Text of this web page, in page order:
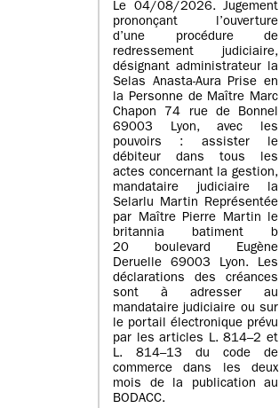
Le 04/08/2026. Jugement
prononçant l’ouverture
d’une procédure de
redressement judiciaire,
désignant administrateur la
Selas Anasta-Aura Prise en
la Personne de Maître Marc
Chapon 74 rue de Bonnel
69003 Lyon, avec les
pouvoirs : assister le
débiteur dans tous les
actes concernant la gestion,
mandataire judiciaire la
Selarlu Martin Représentée
par Maître Pierre Martin le
britannia batiment b
20 boulevard Eugène
Deruelle 69003 Lyon. Les
déclarations des créances
sont à adresser au
mandataire judiciaire ou sur
le portail électronique prévu
par les articles L. 814–2 et
L. 814–13 du code de
commerce dans les deux
mois de la publication au
BODACC.